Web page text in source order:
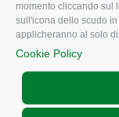
momento cliccando sul
sull'icona dello scudo
applicheranno al solo
Cookie Policy